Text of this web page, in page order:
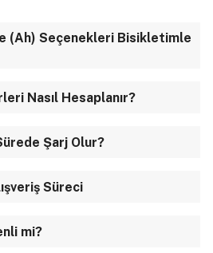
(Ah) Seçenekleri Bisikletimle
Nasıl Hesaplanır?
Şarj Olur?
Süreci
mi?